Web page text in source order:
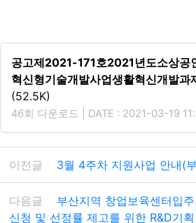
공고제2021-171호2021년도소상공
혁신형기술개발사업생활혁신개발
(52.5K)
46회 다운로드 | DATE : 2021-03-19
이전글 3월 4주차 지원사업 안내(
다음글
부산지역 창업보육센터입
신청 및 선정률 제고를 위한 R&D기